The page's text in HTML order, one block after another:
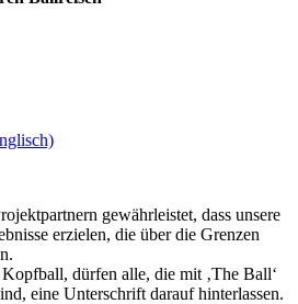
gewährleistet, dass unsere
erzielen, die über die Grenzen
dürfen alle, die mit ‚The Ball‘
eine Unterschrift darauf hinterlassen.